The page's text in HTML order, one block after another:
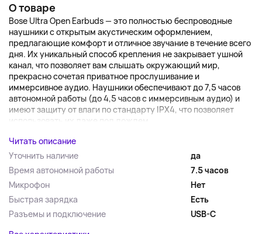
О товаре
Bose Ultra Open Earbuds — это полностью беспроводные
наушники с открытым акустическим оформлением,
предлагающие комфорт и отличное звучание в течение всего
дня. Их уникальный способ крепления не закрывает ушной
канал, что позволяет вам слышать окружающий мир,
прекрасно сочетая приватное прослушивание и
иммерсивное аудио. Наушники обеспечивают до 7,5 часов
автономной работы (до 4,5 часов с иммерсивным аудио) и
имеют защиту от влаги по стандарту IPX4, что позволяет
использовать их даже под дождем ...
Читать описание
Уточнить наличие
да
Время автономной работы
7.5 часов
Микрофон
Нет
Быстрая зарядка
Есть
Разъемы и подключение
USB-C